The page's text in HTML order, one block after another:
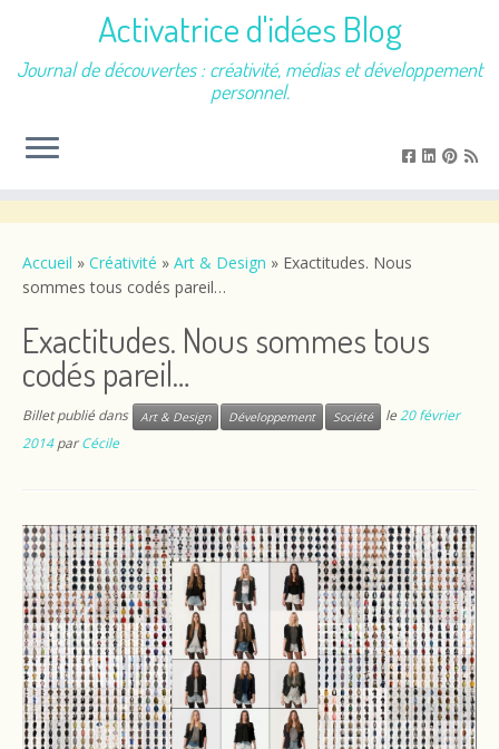
contenu
Activatrice d'idées Blog
Journal de découvertes : créativité, médias et développement
personnel.
Accueil » Créativité » Art & Design » Exactitudes. Nous
sommes tous codés pareil…
Exactitudes. Nous sommes tous
codés pareil…
Billet publié dans Art & Design Développement Société le20 février
2014 parCécile